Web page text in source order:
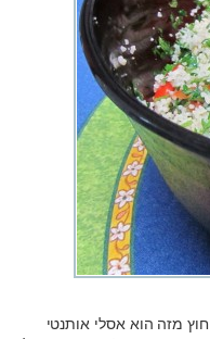
מזה הוא אסלי אותנטי